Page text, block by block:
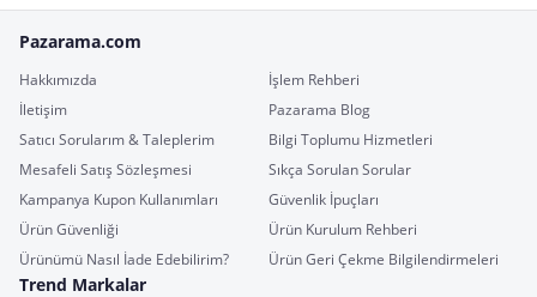
Pazarama.com
Hakkımızda
İşlem Rehberi
İletişim
Pazarama Blog
Satıcı Sorularım & Taleplerim
Bilgi Toplumu Hizmetleri
Mesafeli Satış Sözleşmesi
Sıkça Sorulan Sorular
Kampanya Kupon Kullanımları
Güvenlik İpuçları
Ürün Güvenliği
Ürün Kurulum Rehberi
Ürünümü Nasıl İade Edebilirim?
Ürün Geri Çekme Bilgilendirmeleri
Trend Markalar